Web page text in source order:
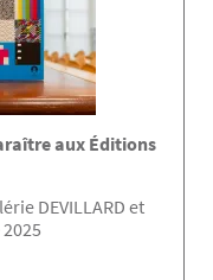
aux Éditions
DEVILLARD et